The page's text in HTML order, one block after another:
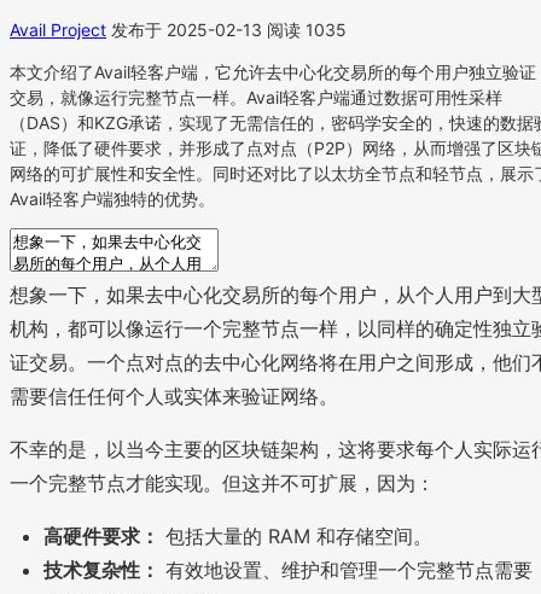
Avail Project 发布于 2025-02-13 阅读 1035
本文介绍了Avail轻客户端，它允许去中心化交易所的每个用户独立验证
交易，就像运行完整节点一样。Avail轻客户端通过数据可用性采样
（DAS）和KZG承诺，实现了无需信任的，密码学安全的，快速的数据
证，降低了硬件要求，并形成了点对点（P2P）网络，从而增强了区块
网络的可扩展性和安全性。同时还对比了以太坊全节点和轻节点，展示
Avail轻客户端独特的优势。
想象一下，如果去中心化交易所的每个用户，从个人用户到大
机构，都可以像运行一个完整节点一样，以同样的确定性独立
证交易。一个点对点的去中心化网络将在用户之间形成，他们
需要信任任何个人或实体来验证网络。
不幸的是，以当今主要的区块链架构，这将要求每个人实际运
一个完整节点才能实现。但这并不可扩展，因为：
高硬件要求： 包括大量的 RAM 和存储空间。
技术复杂性： 有效地设置、维护和管理一个完整节点需要